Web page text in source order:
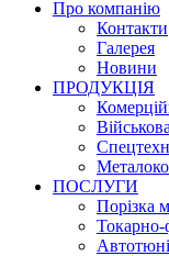
Про компанію
Контакти
Галерея
Новини
ПРОДУКЦІЯ
ПОСЛУГИ
Порізка
Токарно-